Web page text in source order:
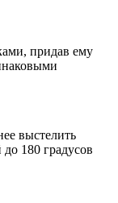
придав ему
выстелить
180 градусов